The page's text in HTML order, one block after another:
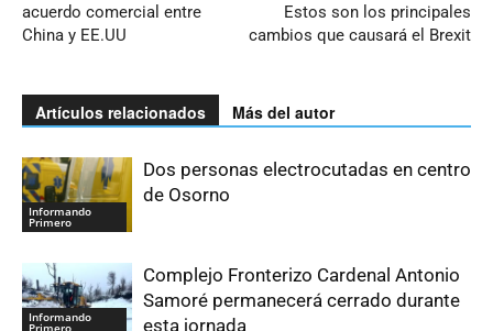
acuerdo comercial entre
China y EE.UU
Estos son los principales
cambios que causará el Brexit
Artículos relacionados Más del autor
Informando
Primero
Dos personas electrocutadas en centro
de Osorno
Informando
Complejo Fronterizo Cardenal Antonio
Samoré permanecerá cerrado durante
esta jornada